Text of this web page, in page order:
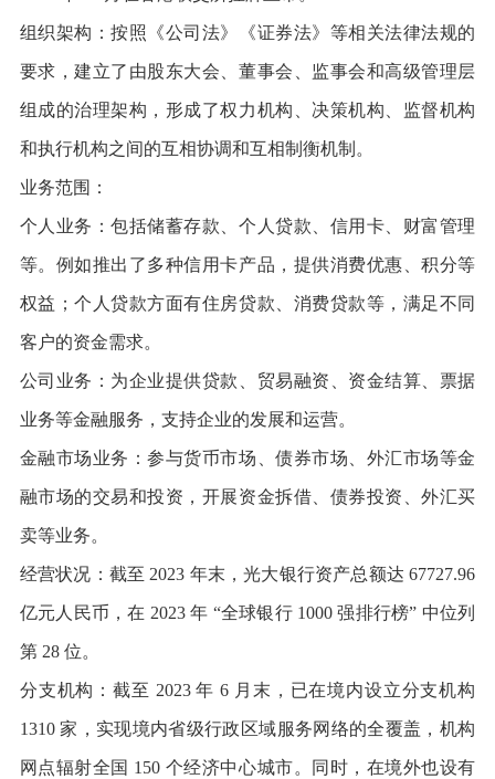
组织架构：按照《公司法》《证券法》等相关法律法规的
要求，建立了由股东大会、董事会、监事会和高级管理层
组成的治理架构，形成了权力机构、决策机构、监督机构
和执行机构之间的互相协调和互相制衡机制。
业务范围：
个人业务：包括储蓄存款、个人贷款、信用卡、财富管理
等。例如推出了多种信用卡产品，提供消费优惠、积分等
权益；个人贷款方面有住房贷款、消费贷款等，满足不同
客户的资金需求。
公司业务：为企业提供贷款、贸易融资、资金结算、票据
业务等金融服务，支持企业的发展和运营。
金融市场业务：参与货币市场、债券市场、外汇市场等金
融市场的交易和投资，开展资金拆借、债券投资、外汇买
卖等业务。
经营状况：截至 2023 年末，光大银行资产总额达 67727.96
亿元人民币，在 2023 年 “全球银行 1000 强排行榜” 中位列
第 28 位。
分支机构：截至 2023 年 6 月末，已在境内设立分支机构
1310 家，实现境内省级行政区域服务网络的全覆盖，机构
网点辐射全国 150 个经济中心城市。同时，在境外也设有